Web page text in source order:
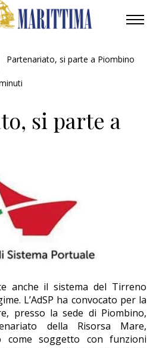
Partenariato, si parte a Piombino
si parte a
anche il sistema del Tirreno
L’AdSP ha convocato per la
presso la sede di Piombino,
della Risorsa Mare,
come soggetto con funzioni